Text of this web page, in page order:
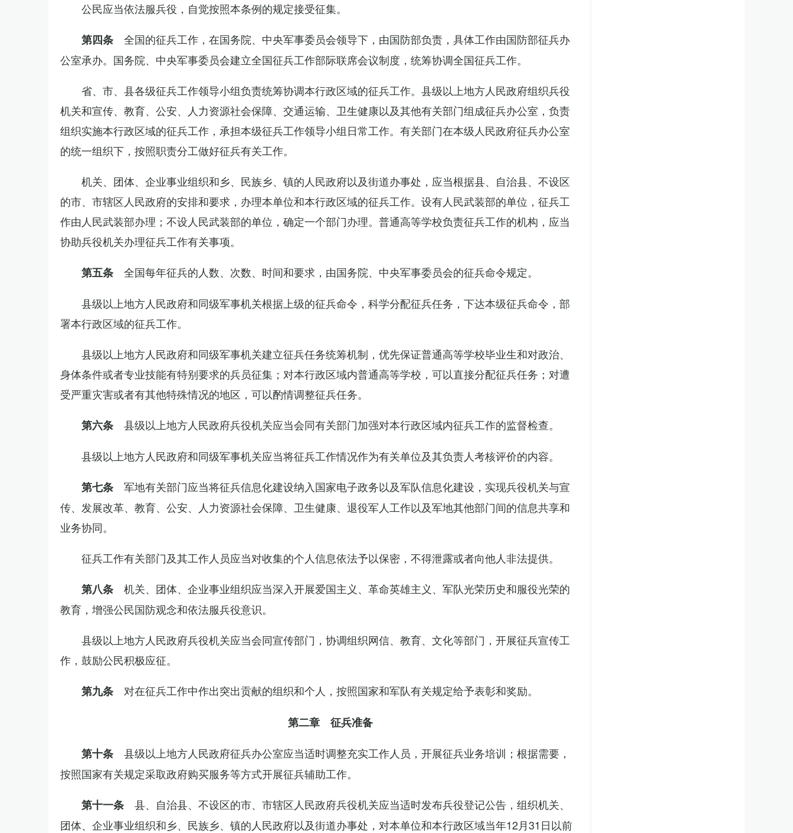
公民应当依法服兵役，自觉按照本条例的规定接受征集。
第四条 全国的征兵工作，在国务院、中央军事委员会领导下，由国防部负责，具体工作由国防部征兵办
公室承办。国务院、中央军事委员会建立全国征兵工作部际联席会议制度，统筹协调全国征兵工作。
省、市、县各级征兵工作领导小组负责统筹协调本行政区域的征兵工作。县级以上地方人民政府组织兵役
机关和宣传、教育、公安、人力资源社会保障、交通运输、卫生健康以及其他有关部门组成征兵办公室，负责
组织实施本行政区域的征兵工作，承担本级征兵工作领导小组日常工作。有关部门在本级人民政府征兵办公室
的统一组织下，按照职责分工做好征兵有关工作。
机关、团体、企业事业组织和乡、民族乡、镇的人民政府以及街道办事处，应当根据县、自治县、不设区
的市、市辖区人民政府的安排和要求，办理本单位和本行政区域的征兵工作。设有人民武装部的单位，征兵工
作由人民武装部办理；不设人民武装部的单位，确定一个部门办理。普通高等学校负责征兵工作的机构，应当
协助兵役机关办理征兵工作有关事项。
第五条 全国每年征兵的人数、次数、时间和要求，由国务院、中央军事委员会的征兵命令规定。
县级以上地方人民政府和同级军事机关根据上级的征兵命令，科学分配征兵任务，下达本级征兵命令，部
署本行政区域的征兵工作。
县级以上地方人民政府和同级军事机关建立征兵任务统筹机制，优先保证普通高等学校毕业生和对政治、
身体条件或者专业技能有特别要求的兵员征集；对本行政区域内普通高等学校，可以直接分配征兵任务；对遭
受严重灾害或者有其他特殊情况的地区，可以酌情调整征兵任务。
第六条 县级以上地方人民政府兵役机关应当会同有关部门加强对本行政区域内征兵工作的监督检查。
县级以上地方人民政府和同级军事机关应当将征兵工作情况作为有关单位及其负责人考核评价的内容。
第七条 军地有关部门应当将征兵信息化建设纳入国家电子政务以及军队信息化建设，实现兵役机关与宣
传、发展改革、教育、公安、人力资源社会保障、卫生健康、退役军人工作以及军地其他部门间的信息共享和
业务协同。
征兵工作有关部门及其工作人员应当对收集的个人信息依法予以保密，不得泄露或者向他人非法提供。
第八条 机关、团体、企业事业组织应当深入开展爱国主义、革命英雄主义、军队光荣历史和服役光荣的
教育，增强公民国防观念和依法服兵役意识。
县级以上地方人民政府兵役机关应当会同宣传部门，协调组织网信、教育、文化等部门，开展征兵宣传工
作，鼓励公民积极应征。
第九条 对在征兵工作中作出突出贡献的组织和个人，按照国家和军队有关规定给予表彰和奖励。
第二章 征兵准备
第十条 县级以上地方人民政府征兵办公室应当适时调整充实工作人员，开展征兵业务培训；根据需要，
按照国家有关规定采取政府购买服务等方式开展征兵辅助工作。
第十一条 县、自治县、不设区的市、市辖区人民政府兵役机关应当适时发布兵役登记公告，组织机关、
团体、企业事业组织和乡、民族乡、镇的人民政府以及街道办事处，对本单位和本行政区域当年12月31日以前